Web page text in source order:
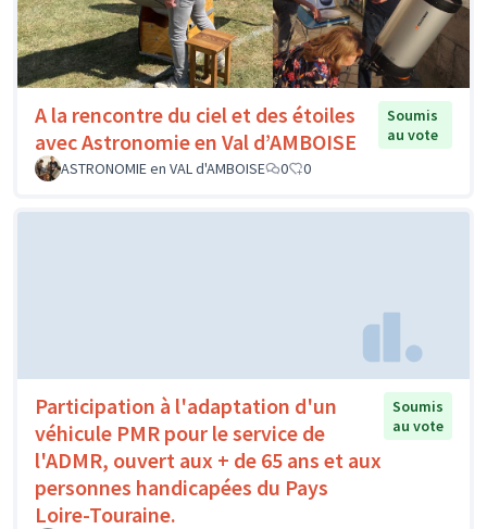
A la rencontre du ciel et des étoiles
avec Astronomie en Val d’AMBOISE
Soumis
au vote
ASTRONOMIE en VAL d'AMBOISE
0 0
Participation à l'adaptation d'un
véhicule PMR pour le service de
l'ADMR, ouvert aux + de 65 ans et aux
personnes handicapées du Pays
Loire-Touraine.
Soumis
au vote